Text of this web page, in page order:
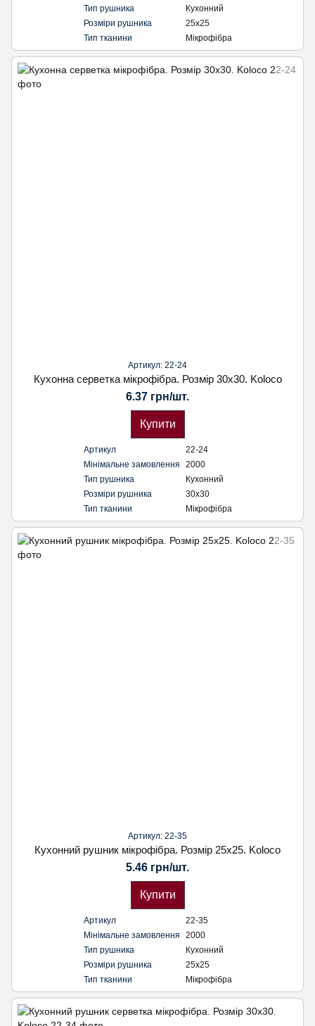
Тип рушника
Кухонний
Розміри рушника
25х25
Тип тканини
Мікрофібра
Артикул: 22-24
Кухонна серветка мікрофібра. Розмір 30х30. Koloco
6.37 грн/шт.
Купити
Артикул
22-24
Мінімальне замовлення
2000
Тип рушника
Кухонний
Розміри рушника
30х30
Тип тканини
Мікрофібра
Артикул: 22-35
Кухонний рушник мікрофібра. Розмір 25х25. Koloco
5.46 грн/шт.
Купити
Артикул
22-35
Мінімальне замовлення
2000
Тип рушника
Кухонний
Розміри рушника
25х25
Тип тканини
Мікрофібра